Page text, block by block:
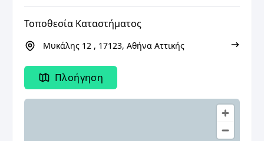
Τοποθεσία Καταστήματος
Μυκάλης 12 , 17123, Αθήνα Αττικής
Πλοήγηση